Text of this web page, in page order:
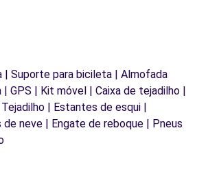
| Suporte para bicileta | Almofada
GPS | Kit móvel | Caixa de tejadilho |
Tejadilho | Estantes de esqui |
de neve | Engate de reboque | Pneus